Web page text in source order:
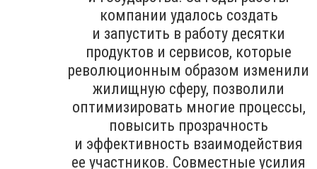
компании удалось создать
и запустить в работу десятки
продуктов и сервисов, которые
революционным образом изменили
жилищную сферу, позволили
оптимизировать многие процессы,
повысить прозрачность
и эффективность взаимодействия
ее участников. Совместные усилия